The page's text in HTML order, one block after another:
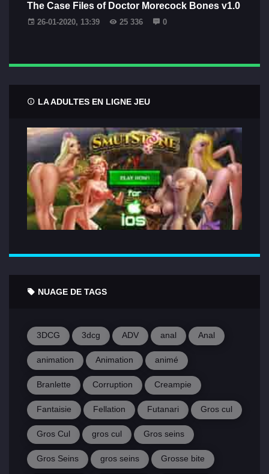
The Case Files of Doctor Morecock Bones v1.0
26-01-2020, 13:39 25 336 0
LA ADULTES EN LIGNE JEU
NUAGE DE TAGS
3DCG 3dcg ADV anal Anal
animation Animation animé
Branlette Corruption Creampie
Fantaisie Fellation Futanari Gros cul
Gros Cul gros cul Gros seins
Gros Seins gros seins Grosse bite